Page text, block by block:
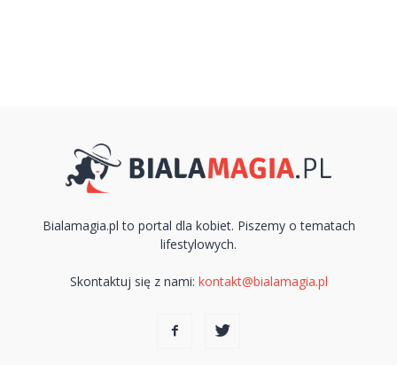
Bialamagia.pl to portal dla kobiet. Piszemy o tematach
lifestylowych.
Skontaktuj się z nami: kontakt@bialamagia.pl